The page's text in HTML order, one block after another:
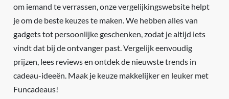
om iemand te verrassen, onze vergelijkingswebsite helpt
je om de beste keuzes te maken. We hebben alles van
gadgets tot persoonlijke geschenken, zodat je altijd iets
vindt dat bij de ontvanger past. Vergelijk eenvoudig
prijzen, lees reviews en ontdek de nieuwste trends in
cadeau-ideeën. Maak je keuze makkelijker en leuker met
Funcadeaus!